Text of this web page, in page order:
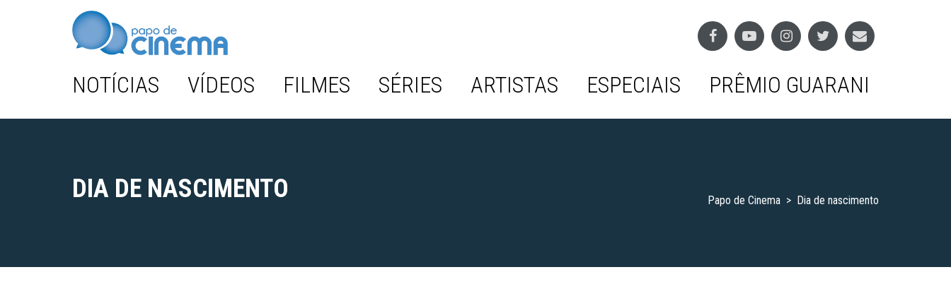
NOTÍCIAS VÍDEOS FILMES SÉRIES ARTISTAS ESPECIAIS PRÊMIO GUARANI
DIA DE NASCIMENTO Papo de Cinema > Dia de nascimento